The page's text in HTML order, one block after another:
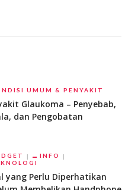
UMUM & PENYAKIT
Glaukoma – Penyebab,
dan Pengobatan
INFO
yang Perlu Diperhatikan